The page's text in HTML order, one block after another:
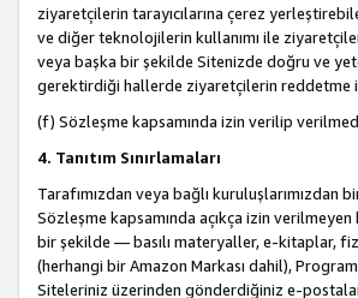
ziyaretçilerin tarayıcılarına çerez
ve diğer teknolojilerin kullanımı ile
veya başka bir şekilde Sitenizde doğru ve
gerektirdiği hallerde ziyaretçilerin reddetme
(f) Sözleşme kapsamında izin verilip
4. Tanıtım Sınırlamaları
Tarafımızdan veya bağlı kuruluşlarımızdan
Sözleşme kapsamında açıkça izin
bir şekilde — basılı materyaller, e-kitaplar,
(herhangi bir Amazon Markası dahil),
Siteleriniz üzerinden gönderdiğiniz e-